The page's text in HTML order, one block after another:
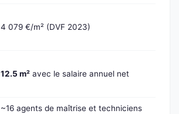
4 079 €/m² (DVF 2023)
12.5 m² avec le salaire annuel net
~16 agents de maîtrise et techniciens